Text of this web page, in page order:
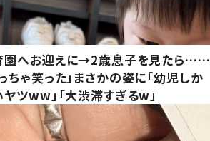
園へお迎えに→2歳息子を見たら……
ちゃ笑った」まさかの姿に「幼児しか
ツww」「大渋滞すぎるw」